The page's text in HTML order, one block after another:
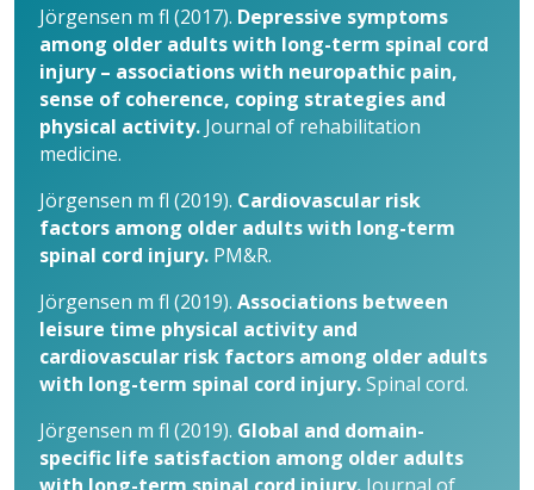
Jörgensen m fl (2017). Depressive symptoms
among older adults with long-term spinal cord
injury – associations with neuropathic pain,
sense of coherence, coping strategies and
physical activity. Journal of rehabilitation
medicine.
Jörgensen m fl (2019). Cardiovascular risk
factors among older adults with long-term
spinal cord injury. PM&R.
Jörgensen m fl (2019). Associations between
leisure time physical activity and
cardiovascular risk factors among older adults
with long-term spinal cord injury.Spinal cord.
Jörgensen m fl (2019). Global and domain-
specific life satisfaction among older adults